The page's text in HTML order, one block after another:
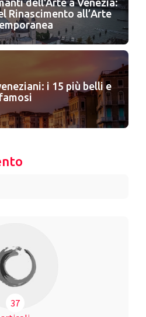
Rinascimento all’Arte
i 15 più belli e
famosi
37